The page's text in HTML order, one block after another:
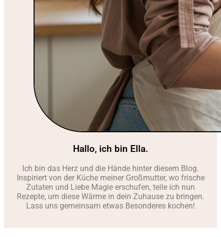
Hallo, ich bin Ella.
Ich bin das Herz und die Hände hinter diesem Blog.
Inspiriert von der Küche meiner Großmutter, wo frische
Zutaten und Liebe Magie erschufen, teile ich nun
Rezepte, um diese Wärme in dein Zuhause zu bringen.
Lass uns gemeinsam etwas Besonderes kochen!